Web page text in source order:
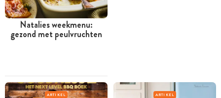
Natalies weekmenu:
gezond met peulvruchten
ARTIKEL ARTIKEL